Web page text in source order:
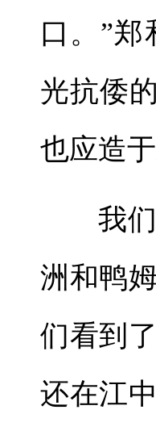
口。”
光抗倭
也应造
我
洲和鸭
们看到
还在江